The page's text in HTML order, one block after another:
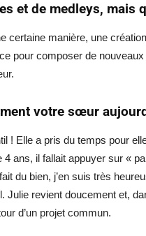
et de medleys, mais
certaine manière, une
pour composer de
votre sœur
! Elle a pris du temps pour
4 ans, il fallait appuyer sur «
du bien, j’en suis très
Julie revient doucement et,
d’un projet commun.